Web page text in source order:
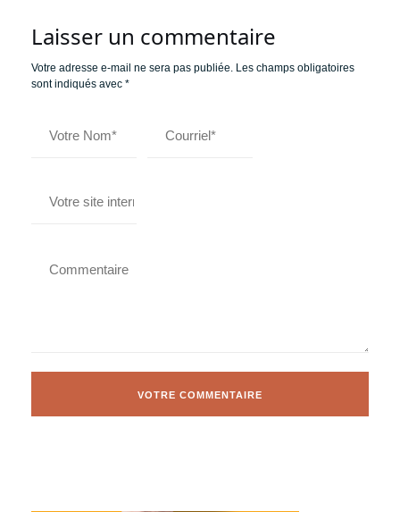
Laisser un commentaire
Votre adresse e-mail ne sera pas publiée. Les champs obligatoires
sont indiqués avec *